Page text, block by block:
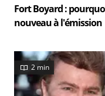
Fort Boyard :
nouveau à l'émission
2 min